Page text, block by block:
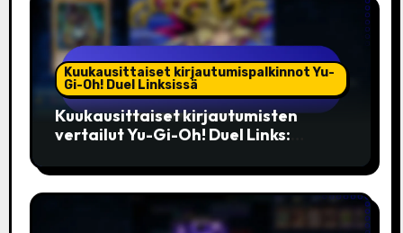
Kuukausittaiset kirjautumispalkinnot Yu-
Gi-Oh! Duel Linksissä
Kuukausittaiset kirjautumisten
vertailut Yu-Gi-Oh! Duel Links:
yhteisön suosikit, parhaat palkinnot